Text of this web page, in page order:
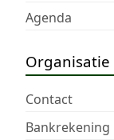
Agenda
Organisatie
Contact
Bankrekening